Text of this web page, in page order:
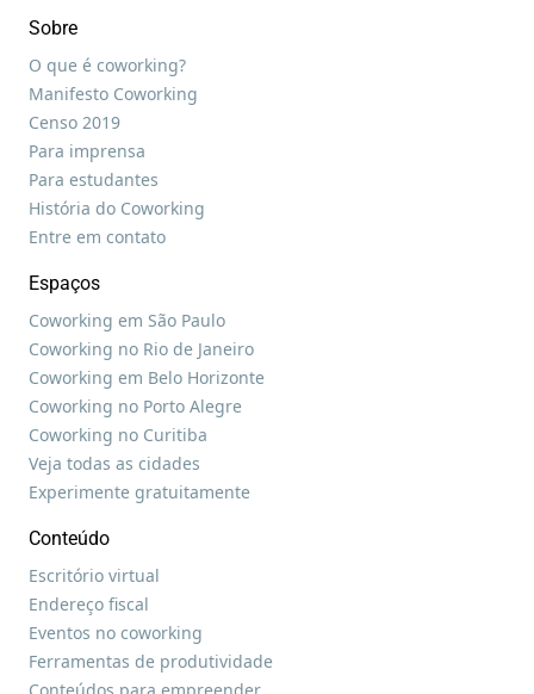
Sobre
O que é coworking?
Manifesto Coworking
Censo 2019
Para imprensa
Para estudantes
História do Coworking
Entre em contato
Espaços
Coworking em São Paulo
Coworking no Rio de Janeiro
Coworking em Belo Horizonte
Coworking no Porto Alegre
Coworking no Curitiba
Veja todas as cidades
Experimente gratuitamente
Conteúdo
Escritório virtual
Endereço fiscal
Eventos no coworking
Ferramentas de produtividade